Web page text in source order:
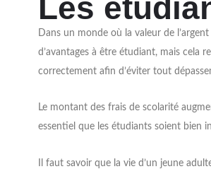
Les
Dans un monde où la valeur de
d’avantages à être étudiant, mais cela
correctement afin d’éviter tout
Le montant des frais de scolarité
essentiel que les étudiants soient bien
Il faut savoir que la vie d’un jeune